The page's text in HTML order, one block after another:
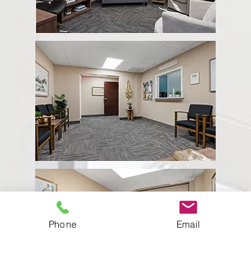
Phone Email